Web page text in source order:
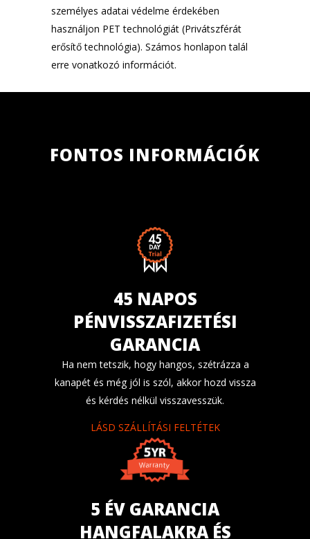
személyes adatai védelme érdekében
használjon PET technológiát (Privátszférát
erősítő technológia). Számos honlapon talál
erre vonatkozó információt.
FONTOS INFORMÁCIÓK
45 NAPOS
PÉNVISSZAFIZETÉSI
GARANCIA
Ha nem tetszik, hogy hangos, szétrázza a
kanapét és még jól is szól, akkor hozd vissza
és kérdés nélkül visszavesszük.
LÁSD SZÁLLÍTÁSI FELTÉTEK
5 ÉV GARANCIA
HANGFALAKRA ÉS